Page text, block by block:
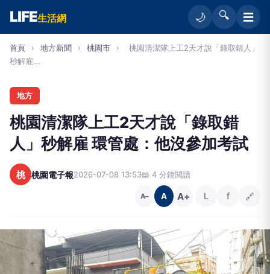
LIFE生活網 🌙 🔍 ☰
首頁 › 地方新聞 › 桃園市 ›
桃園清潔隊上工2天才說「錄取錯人」
秒解雇...
地方
桃園清潔隊上工2天才說「錄取錯
人」秒解雇 環管處：他沒參加考試
桃 桃園電子報2026-07-08 13:53📖 4 分鐘閱讀
A− A A+ L f 🔗